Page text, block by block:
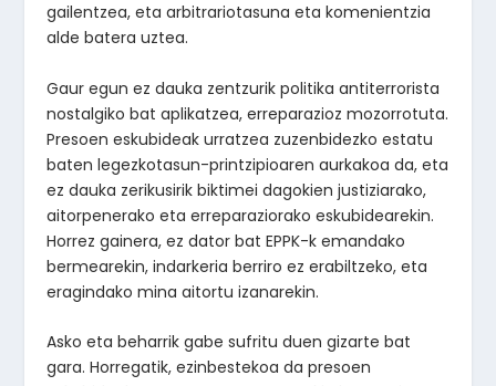
gailentzea, eta arbitrariotasuna eta komenientzia
alde batera uztea.
Gaur egun ez dauka zentzurik politika antiterrorista
nostalgiko bat aplikatzea, erreparazioz mozorrotuta.
Presoen eskubideak urratzea zuzenbidezko estatu
baten legezkotasun-printzipioaren aurkakoa da, eta
ez dauka zerikusirik biktimei dagokien justiziarako,
aitorpenerako eta erreparaziorako eskubidearekin.
Horrez gainera, ez dator bat EPPK-k emandako
bermearekin, indarkeria berriro ez erabiltzeko, eta
eragindako mina aitortu izanarekin.
Asko eta beharrik gabe sufritu duen gizarte bat
gara. Horregatik, ezinbestekoa da presoen